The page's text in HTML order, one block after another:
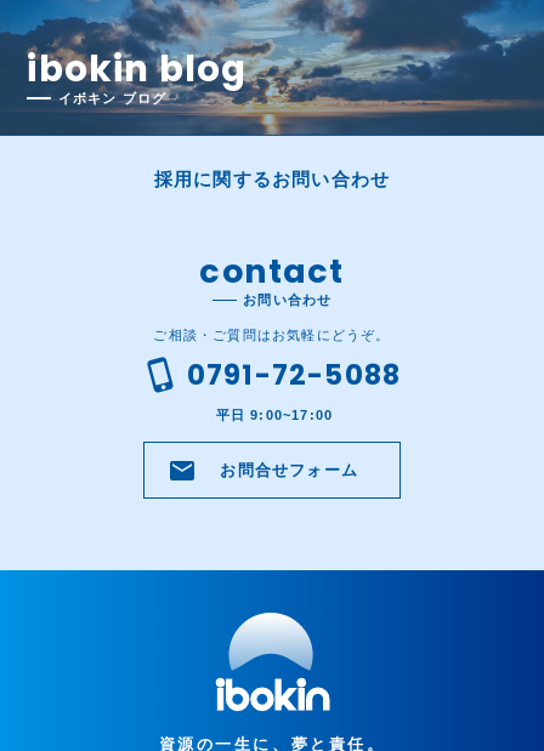
ibokin blog
イボキン ブログ
採用に関するお問い合わせ
contact
お問い合わせ
ご相談・ご質問はお気軽にどうぞ。
phone_iphone 0791-72-5088
平日 9:00~17:00
email お問合せフォーム
資源の一生に、夢と責任。